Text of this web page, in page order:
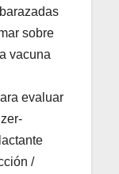
sobre
vacuna
evaluar
/